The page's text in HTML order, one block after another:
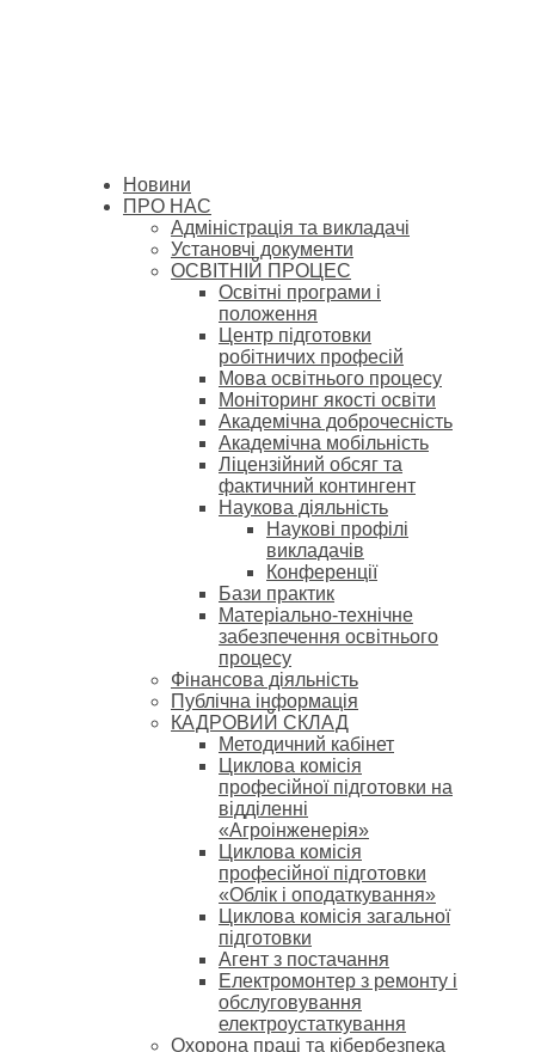
Новини
ПРО НАС
Адміністрація та викладачі
Установчі документи
ОСВІТНІЙ ПРОЦЕС
Освітні програми і
положення
Центр підготовки
робітничих професій
Мова освітнього процесу
Моніторинг якості освіти
Академічна доброчесність
Академічна мобільність
Ліцензійний обсяг та
фактичний контингент
Наукова діяльність
Наукові профілі
викладачів
Конференції
Бази практик
Матеріально-технічне
забезпечення освітнього
процесу
Фінансова діяльність
Публічна інформація
КАДРОВИЙ СКЛАД
Методичний кабінет
Циклова комісія
професійної підготовки на
відділенні
«Агроінженерія»
Циклова комісія
професійної підготовки
«Облік і оподаткування»
Циклова комісія загальної
підготовки
Агент з постачання
Електромонтер з ремонту і
обслуговування
електроустаткування
Охорона праці та кібербезпека